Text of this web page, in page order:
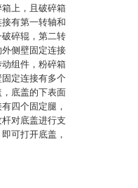
上，且破碎箱
有第一转轴和
碎辊，第二转
侧壁固定连接
组件，粉碎箱
定连接有多个
底盖的下表面
四个固定腿，
对底盖进行支
可打开底盖，